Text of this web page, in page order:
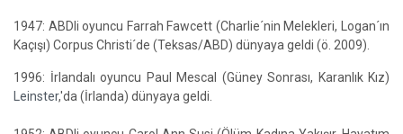
1947: ABDli oyuncu Farrah Fawcett (Charlie´nin Melekleri, Logan´ın
Kaçışı) Corpus Christi´de (Teksas/ABD) dünyaya geldi (ö. 2009).
1996: İrlandalı oyuncu Paul Mescal (Güney Sonrası, Karanlık Kız)
Leinster,'da (İrlanda) dünyaya geldi.